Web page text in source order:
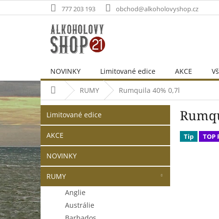
na
777 203 193 obchod@alkoholovyshop.cz
NOVINKY Limitované edice AKCE
Domů RUMY Rumquila 40% 0,7l
P
o
s
r
a
n
n
í
p
a
kategorie
Limitované edice
AKCE
NOVINKY
RUMY
Anglie
Austrálie
Tip TOP